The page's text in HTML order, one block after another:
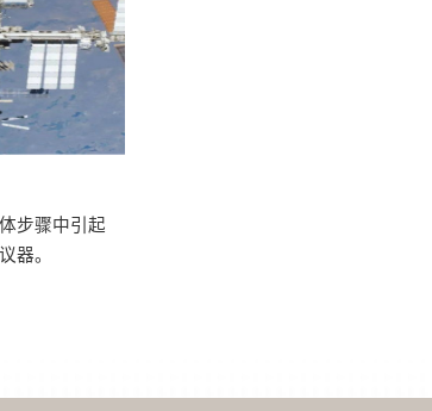
步骤中引起
器。